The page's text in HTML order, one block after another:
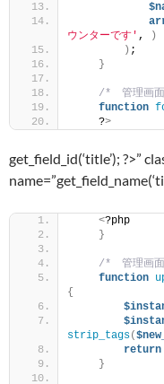
ウンターです' ,
)
) ;
}
/*　管理画
function
    ?
>
get_field_id(‘title’); ?>”
name=”
<?php
}
/*　管理画
function
{
strip_tags(
return
}